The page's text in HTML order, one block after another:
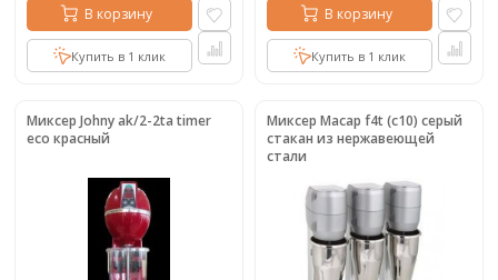
В корзину
Купить в 1 клик
В корзину
Купить в 1 клик
Миксер Johny ak/2-2ta timer
eco красный
Миксер Macap f4t (c10) серый
стакан из нержавеющей
стали